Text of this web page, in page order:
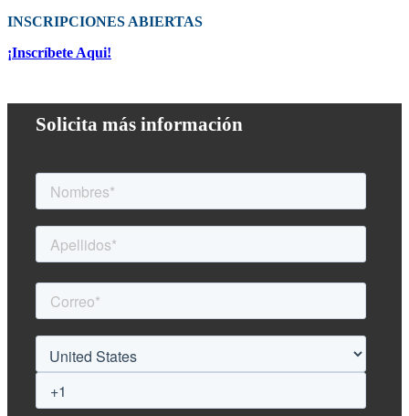
INSCRIPCIONES ABIERTAS
¡Inscríbete Aqui!
Solicita más información